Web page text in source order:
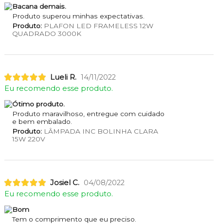
Bacana demais.
Produto superou minhas expectativas.
Produto:PLAFON LED FRAMELESS 12W
QUADRADO 3000K
Lueli R. 14/11/2022
Eu recomendo esse produto.
Ótimo produto.
Produto maravilhoso, entregue com cuidado
e bem embalado.
Produto:LÂMPADA INC BOLINHA CLARA
15W 220V
Josiel C. 04/08/2022
Eu recomendo esse produto.
Bom
Tem o comprimento que eu preciso.